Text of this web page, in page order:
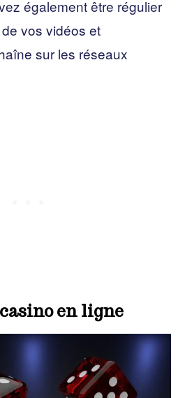
également être régulier
vos vidéos et
sur les réseaux
en ligne